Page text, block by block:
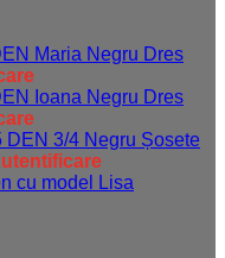
Dres
Dres
Șosete
cu model Lisa